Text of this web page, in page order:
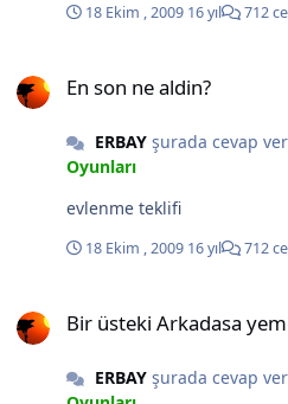
18 Ekim , 2009 16 yıl 712
En son ne aldin?
ERBAYşurada cevap
Oyunları
evlenme teklifi
18 Ekim , 2009 16 yıl 712
Bir üsteki Arkadasa
ERBAYşurada cevap